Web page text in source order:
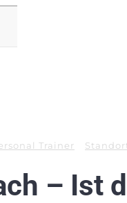
Trainer
– Ist